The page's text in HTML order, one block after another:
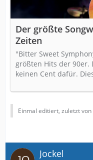
Der größte
Zeiten
"Bitter Sweet
größten Hits der 90er.
keinen Cent dafür.
Einmal editiert, zuletzt von
Jockel